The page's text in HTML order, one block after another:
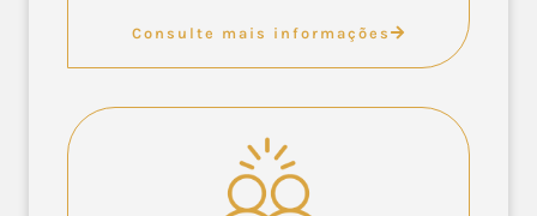
Consulte mais informações